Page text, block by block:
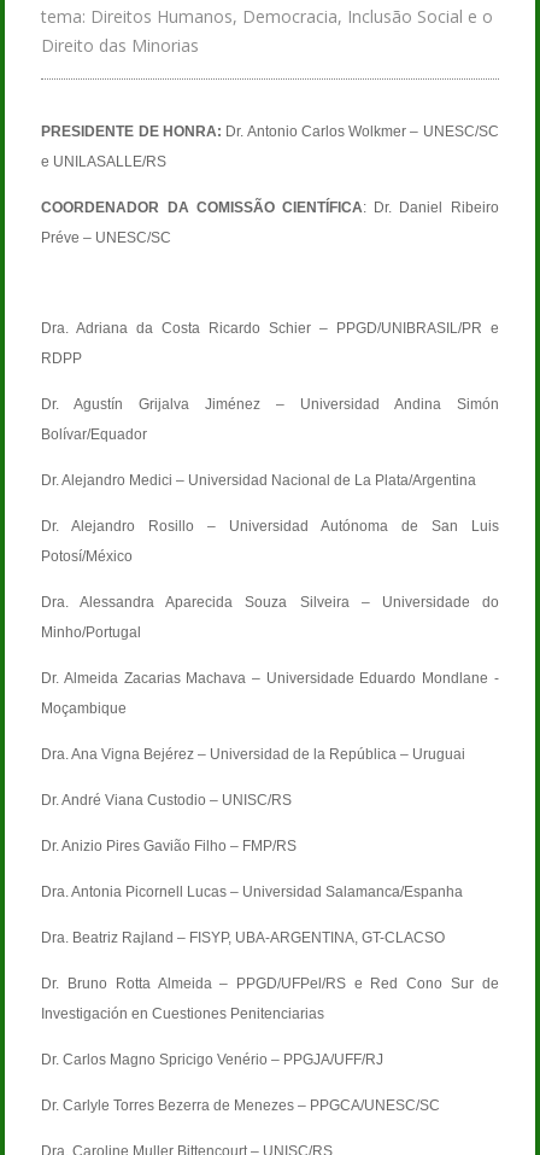
tema: Direitos Humanos, Democracia, Inclusão Social e o
Direito das Minorias
PRESIDENTE DE HONRA: Dr. Antonio Carlos Wolkmer – UNESC/SC
e UNILASALLE/RS
COORDENADOR DA COMISSÃO CIENTÍFICA: Dr. Daniel Ribeiro
Préve – UNESC/SC
Dra. Adriana da Costa Ricardo Schier – PPGD/UNIBRASIL/PR e
RDPP
Dr. Agustín Grijalva Jiménez – Universidad Andina Simón
Bolívar/Equador
Dr. Alejandro Medici – Universidad Nacional de La Plata/Argentina
Dr. Alejandro Rosillo – Universidad Autónoma de San Luis
Potosí/México
Dra. Alessandra Aparecida Souza Silveira – Universidade do
Minho/Portugal
Dr. Almeida Zacarias Machava – Universidade Eduardo Mondlane -
Moçambique
Dra. Ana Vigna Bejérez – Universidad de la República – Uruguai
Dr. André Viana Custodio – UNISC/RS
Dr. Anizio Pires Gavião Filho – FMP/RS
Dra. Antonia Picornell Lucas – Universidad Salamanca/Espanha
Dra. Beatriz Rajland – FISYP, UBA-ARGENTINA, GT-CLACSO
Dr. Bruno Rotta Almeida – PPGD/UFPel/RS e Red Cono Sur de
Investigación en Cuestiones Penitenciarias
Dr. Carlos Magno Spricigo Venério – PPGJA/UFF/RJ
Dr. Carlyle Torres Bezerra de Menezes – PPGCA/UNESC/SC
Dra. Caroline Muller Bittencourt – UNISC/RS